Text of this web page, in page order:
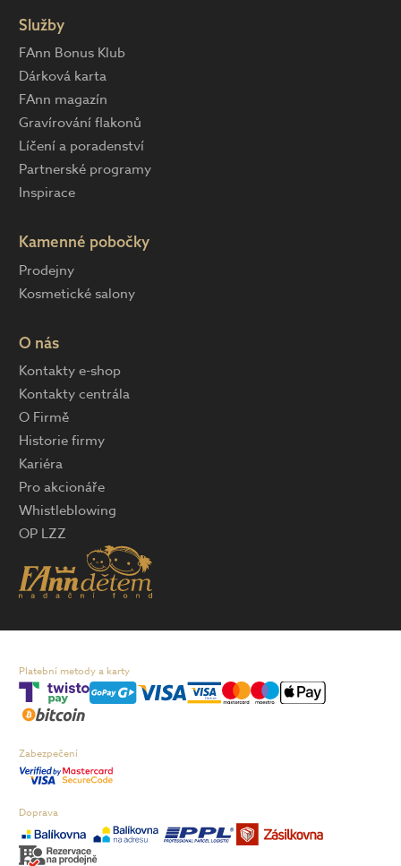
Služby
FAnn Bonus Klub
Dárková karta
FAnn magazín
Gravírování flakonů
Líčení a poradenství
Partnerské programy
Inspirace
Kamenné pobočky
Prodejny
Kosmetické salony
O nás
Kontakty e-shop
Kontakty centrála
O Firmě
Historie firmy
Kariéra
Pro akcionáře
Whistleblowing
OP LZZ
Platební metody a karty
Zabezpečení
Doprava